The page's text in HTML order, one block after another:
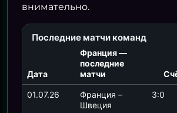
КОЛУМБИЯ
внимательно.
Последние матчи команд
Дата
Франция —
последние
матчи
01.07.26
Франция –
Швеция
3:0